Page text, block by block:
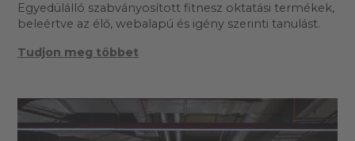
Egyedülálló szabványosított fitnesz oktatási termékek,
beleértve az élő, webalapú és igény szerinti tanulást.
Tudjon meg többet